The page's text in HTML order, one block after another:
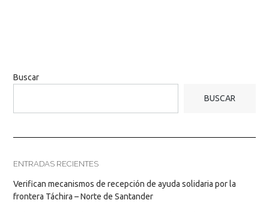
Buscar
BUSCAR
ENTRADAS RECIENTES
Verifican mecanismos de recepción de ayuda solidaria por la
frontera Táchira – Norte de Santander